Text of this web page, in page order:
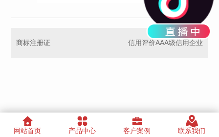
商标注册证 信用评价AAA级信用企业
网站首页 产品中心 客户案例 联系我们